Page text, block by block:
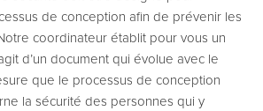
de conception afin de prévenir les
coordinateur établit pour vous un
d’un document qui évolue avec le
que le processus de conception
la sécurité des personnes qui y